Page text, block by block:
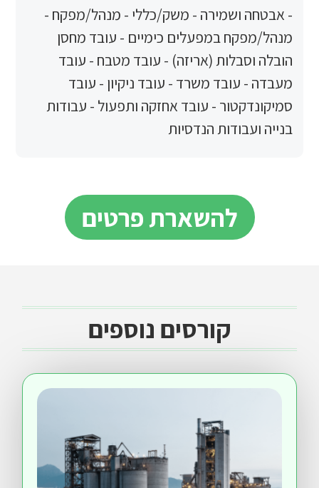
ושמירה - משק/כללי - מנהל/מפקח -
במפעלים כימיים - עובד מחסן
(אריזה) - עובד מטבח - עובד
משרד - עובד ניקיון - עובד
- עובד אחזקה ותפעול - עבודות
הנדסיות
להשארת פרטים
קורסים נוספים